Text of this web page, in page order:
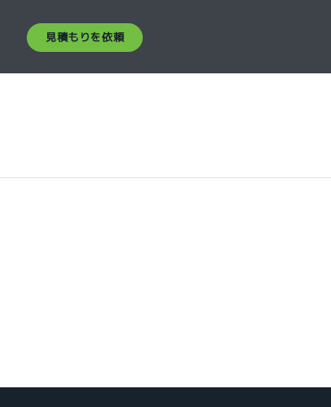
見積もりを依頼